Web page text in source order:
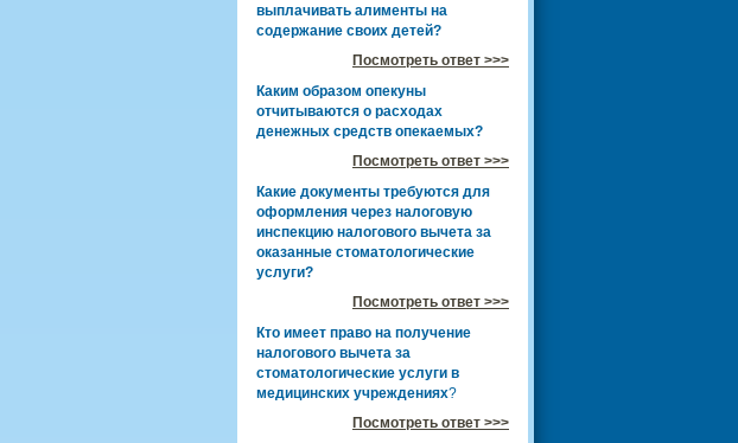
выплачивать алименты на
содержание своих детей?
Посмотреть ответ >>>
Каким образом опекуны
отчитываются о расходах
денежных средств опекаемых?
Посмотреть ответ >>>
Какие документы требуются для
оформления через налоговую
инспекцию налогового вычета за
оказанные стоматологические
услуги?
Посмотреть ответ >>>
Кто имеет право на получение
налогового вычета за
стоматологические услуги в
медицинских учреждениях?
Посмотреть ответ >>>